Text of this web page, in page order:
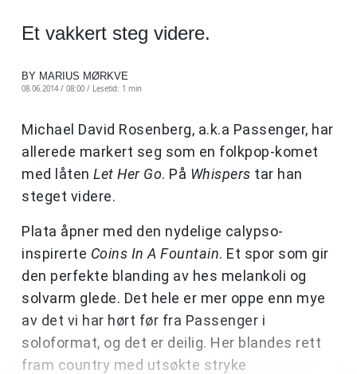
Et vakkert steg videre.
BY MARIUS MØRKVE
08.06.2014 / 08:00 / Lesetid: 1 min
Michael David Rosenberg, a.k.a Passenger, har
allerede markert seg som en folkpop-komet
med låten Let Her Go. På Whispers tar han
steget videre.
Plata åpner med den nydelige calypso-
inspirerte Coins In A Fountain. Et spor som gir
den perfekte blanding av hes melankoli og
solvarm glede. Det hele er mer oppe enn mye
av det vi har hørt før fra Passenger i
soloformat, og det er deilig. Her blandes rett
fram country med utsøkte stryke